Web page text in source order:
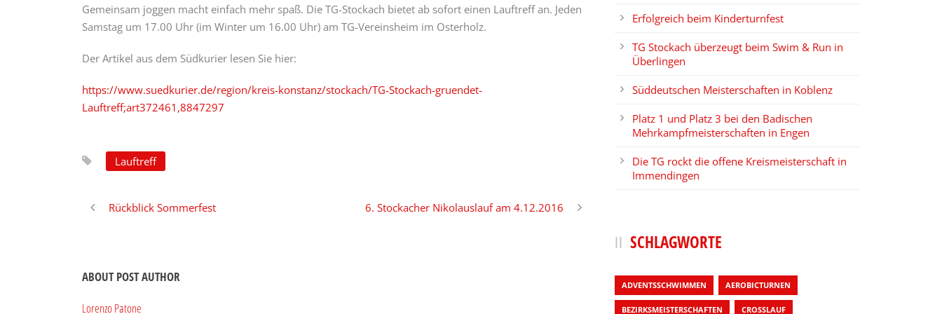
Gemeinsam joggen macht einfach mehr spaß. Die TG-Stockach bietet ab sofort einen Lauftreff an. Jeden
Samstag um 17.00 Uhr (im Winter um 16.00 Uhr) am TG-Vereinsheim im Osterholz.
Der Artikel aus dem Südkurier lesen Sie hier:
https://www.suedkurier.de/region/kreis-konstanz/stockach/TG-Stockach-gruendet-
Lauftreff;art372461,8847297
Lauftreff
Rückblick Sommerfest 6. Stockacher Nikolauslauf am 4.12.2016
ABOUT POST AUTHOR
Lorenzo Patone
Erfolgreich beim Kinderturnfest
TG Stockach überzeugt beim Swim & Run in
Überlingen
Süddeutschen Meisterschaften in Koblenz
Platz 1 und Platz 3 bei den Badischen
Mehrkampfmeisterschaften in Engen
Die TG rockt die offene Kreismeisterschaft in
Immendingen
SCHLAGWORTE
ADVENTSSCHWIMMEN AEROBICTURNEN
BEZIRKSMEISTERSCHAFTEN CROSSLAUF